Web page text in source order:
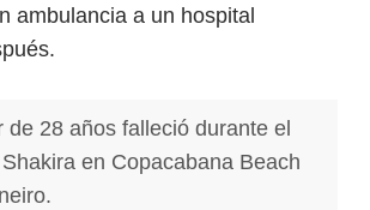
ambulancia a un hospital
de 28 años falleció durante el
en Copacabana Beach